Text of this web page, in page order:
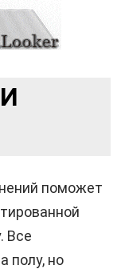
поможет
Все
полу, но